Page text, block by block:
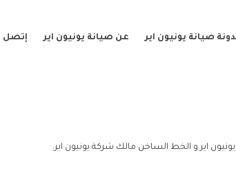
صيانة يونيون اير عن صيانة يونيون اير إتصل
اير و الخط الساخن مالك شركة يونيون اير.